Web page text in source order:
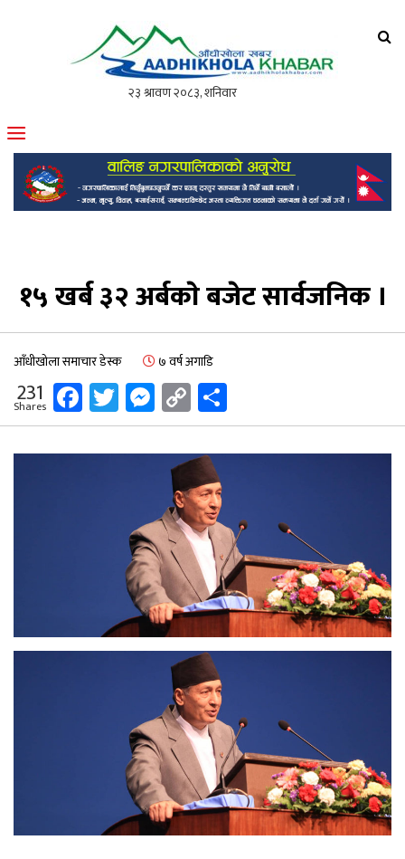
मोफसलकै लोकप्रिय अनलाइन पत्रिका
१५ खर्ब ३२ अर्बकाे बजेट सार्वजनिक ।
आँधीखोला समाचार डेस्क ७ वर्ष अगाडि
231
Shares Facebook
Twitter
Messenger
Copy
Link